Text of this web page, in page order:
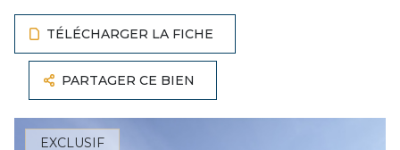
TÉLÉCHARGER LA FICHE
PARTAGER CE BIEN
EXCLUSIF